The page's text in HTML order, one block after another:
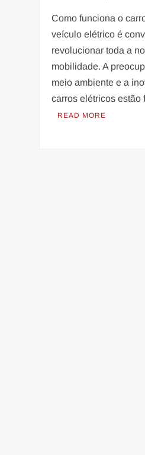
Como funciona o
veículo elétrico é
revolucionar toda a
mobilidade. A
meio ambiente e a
carros elétricos
READ MORE